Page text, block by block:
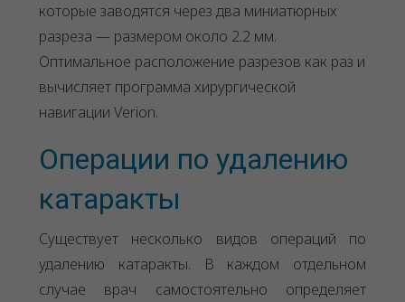
которые заводятся через два миниатюрных
разреза — размером около 2.2 мм.
Оптимальное расположение разрезов как раз и
вычисляет программа хирургической
навигации Verion.
Операции по удалению
катаракты
Существует несколько видов операций по
удалению катаракты. В каждом отдельном
случае врач самостоятельно определяет